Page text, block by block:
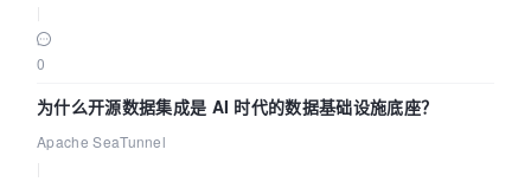
0
为什么开源数据集成是 AI 时代的数据基础设施底座？
Apache SeaTunnel